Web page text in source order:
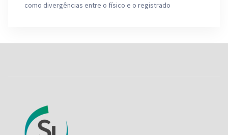
como divergências entre o físico e o registrado